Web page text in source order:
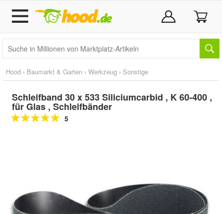
Hood › Baumarkt & Garten › Werkzeug › Sonstige
Schleifband 30 x 533 Siliciumcarbid , K 60-400 ,
für Glas , Schleifbänder
5